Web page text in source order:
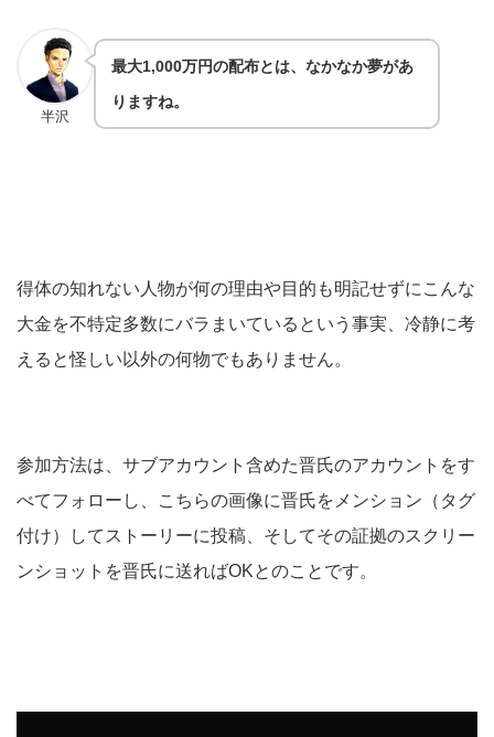
半沢
最大1,000万円の配布とは、なかなか夢があ
りますね。
得体の知れない人物が何の理由や目的も明記せずにこんな
大金を不特定多数にバラまいているという事実、冷静に考
えると怪しい以外の何物でもありません。
参加方法は、サブアカウント含めた晋氏のアカウントをす
べてフォローし、こちらの画像に晋氏をメンション（タグ
付け）してストーリーに投稿、そしてその証拠のスクリー
ンショットを晋氏に送ればOKとのことです。